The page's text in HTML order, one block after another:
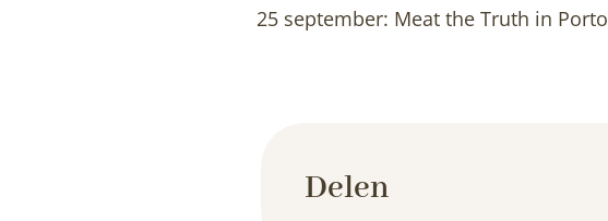
25 september: Meat the Truth in Porto
Delen